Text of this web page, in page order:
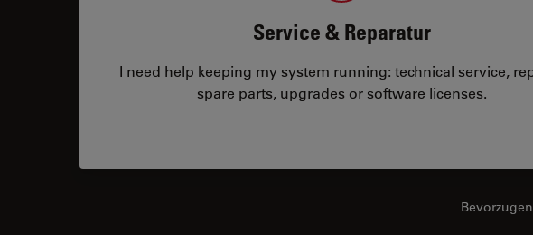
Service & Reparatur
I need help keeping my system running: technical service,
spare parts, upgrades or software licenses.